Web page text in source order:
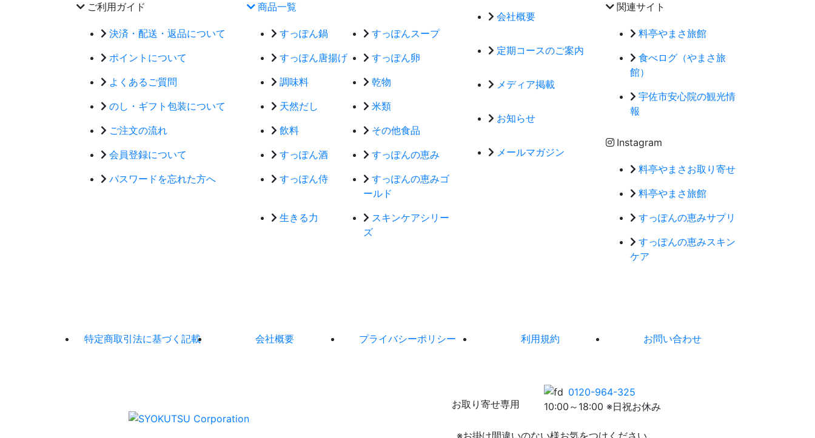
ご利用ガイド
決済・配送・返品について
ポイントについて
よくあるご質問
のし・ギフト包装について
ご注文の流れ
会員登録について
パスワードを忘れた方へ
商品一覧
すっぽん鍋
すっぽんスープ
すっぽん唐揚げ
すっぽん卵
調味料
乾物
天然だし
米類
飲料
その他食品
すっぽん酒
すっぽんの恵み
すっぽん侍
すっぽんの恵みゴ
ールド
生きる力
スキンケアシリー
ズ
会社概要
定期コースのご案内
メディア掲載
お知らせ
メールマガジン
関連サイト
料亭やまさ旅館
食べログ（やまさ旅
館）
宇佐市安心院の観光情
報
Instagram
料亭やまさお取り寄せ
料亭やまさ旅館
すっぽんの恵みサプリ
すっぽんの恵みスキン
ケア
特定商取引法に基づく記載 会社概要 プライバシーポリシー 利用規約 お問い合わせ
お取り寄せ専用
0120-964-325
10:00～18:00 ※日祝お休み
※お掛け間違いのない様お気をつけください